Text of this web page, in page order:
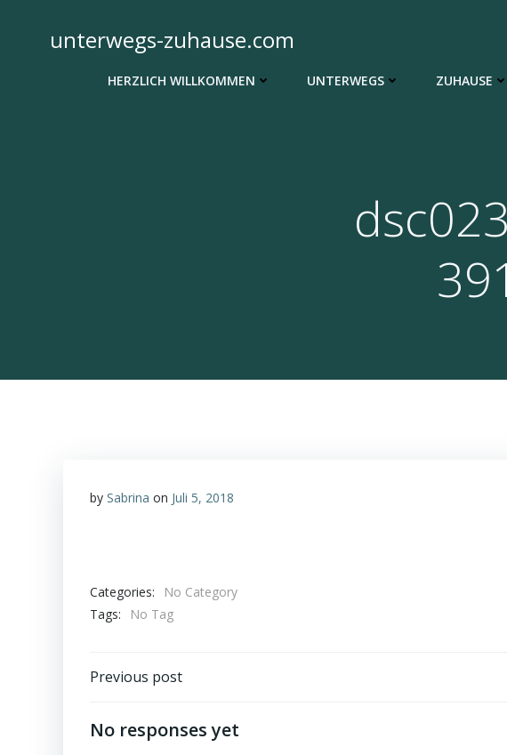
springenunterwegs-zuhause.com
HERZLICH WILLKOMMEN UNTERWEGS ZUHAUSE
by Sabrina on Juli 5, 2018
Categories:
No Category
Tags:
No Tag
Post
navigation
Previous post
No responses yet